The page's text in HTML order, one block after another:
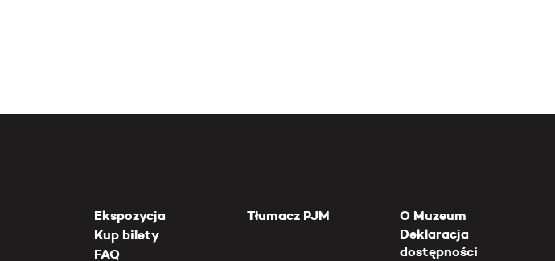
Ekspozycja
Kup bilety
FAQ
Tłumacz PJM
O Muzeum
Deklaracja
dostępności